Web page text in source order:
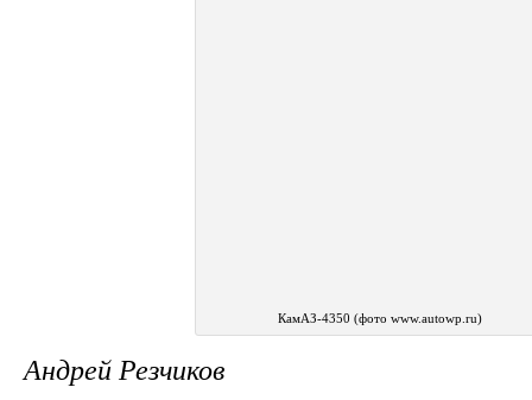
КамАЗ-4350 (фото www.autowp.ru)
Андрей Резчиков